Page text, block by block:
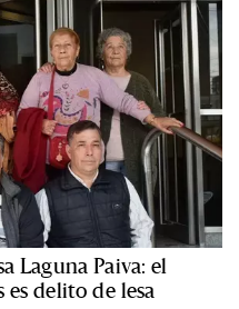
Laguna Paiva: el
delito de lesa